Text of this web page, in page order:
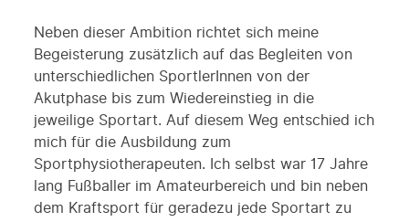
Neben dieser Ambition richtet sich meine
Begeisterung zusätzlich auf das Begleiten von
unterschiedlichen SportlerInnen von der
Akutphase bis zum Wiedereinstieg in die
jeweilige Sportart. Auf diesem Weg entschied ich
mich für die Ausbildung zum
Sportphysiotherapeuten. Ich selbst war 17 Jahre
lang Fußballer im Amateurbereich und bin neben
dem Kraftsport für geradezu jede Sportart zu